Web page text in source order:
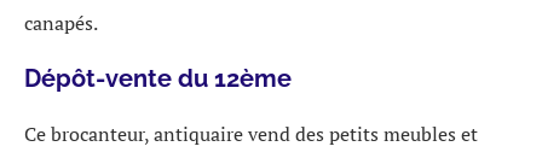
canapés.
Dépôt-vente du 12ème
Ce brocanteur, antiquaire vend des petits meubles et